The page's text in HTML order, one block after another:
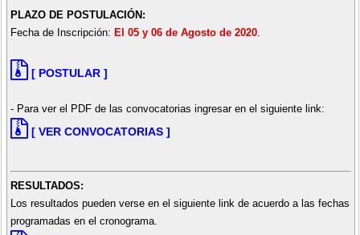
PLAZO DE POSTULACIÓN:
Fecha de Inscripción: El 05 y 06 de Agosto de 2020.
[ POSTULAR ]
- Para ver el PDF de las convocatorias ingresar en el siguiente link:
[ VER CONVOCATORIAS ]
RESULTADOS:
Los resultados pueden verse en el siguiente link de acuerdo a las fechas
programadas en el cronograma.